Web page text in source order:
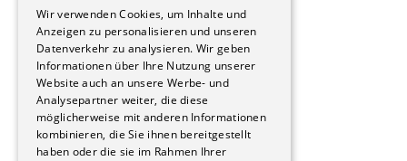
Immobilienverwaltungsgesellschaften
Stockwerkeigentum
Reportagen
Wohnungen
Renovierungen
Innere Umbauten
Gastgewerbe und Tourismus
Verwaltungsgebäude und Geschäfte
Wir verwenden Cookies, um Inhalte und
Anzeigen zu personalisieren und unseren
Datenverkehr zu analysieren. Wir geben
Informationen über Ihre Nutzung unserer
Website auch an unsere Werbe- und
Analysepartner weiter, die diese
möglicherweise mit anderen Informationen
kombinieren, die Sie ihnen bereitgestellt
haben oder die sie im Rahmen Ihrer